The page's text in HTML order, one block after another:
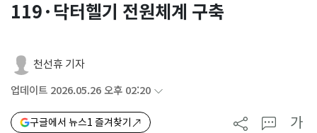
119·닥터헬기 전원체계 구축
천선휴 기자
업데이트 2026.05.26 오후 02:20
구글에서 뉴스1 즐겨찾기 가